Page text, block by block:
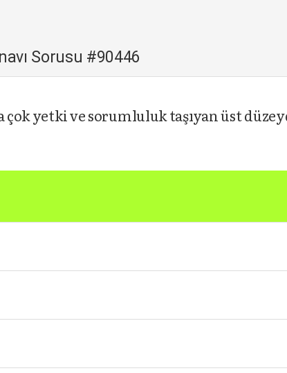
Sorusu #90446
yetki ve sorumluluk taşıyan üst